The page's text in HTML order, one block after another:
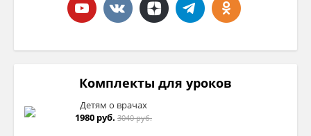
Комплекты для уроков
Детям о врачах
1980 руб. 3040 руб.